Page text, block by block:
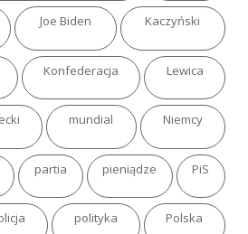
Joe Biden Kaczyński
Konfederacja Lewica
mundial Niemcy
partia pieniądze PiS
polityka Polska